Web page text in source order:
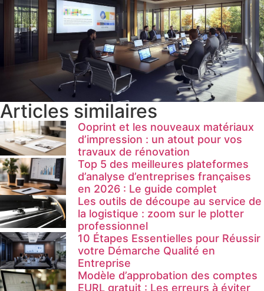
Articles similaires
Ooprint et les nouveaux matériaux
d’impression : un atout pour vos
travaux de rénovation
Top 5 des meilleures plateformes
d’analyse d’entreprises françaises
en 2026 : Le guide complet
Les outils de découpe au service de
la logistique : zoom sur le plotter
professionnel
10 Étapes Essentielles pour Réussir
votre Démarche Qualité en
Entreprise
Modèle d’approbation des comptes
EURL gratuit : Les erreurs à éviter